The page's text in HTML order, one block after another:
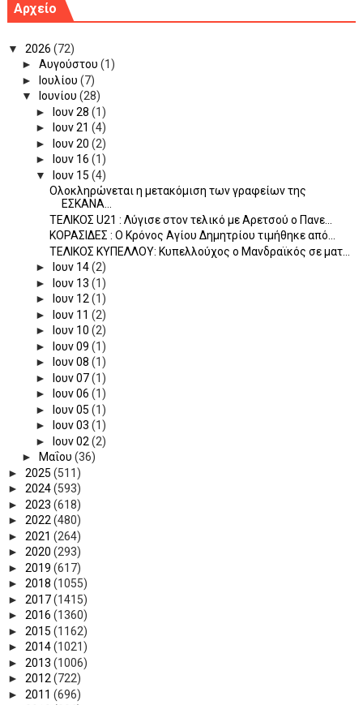
Αρχείο
▼ 2026 (72)
► Αυγούστου (1)
►
Ιουλίου (7)
▼
Ιουνίου (28)
►
Ιουν 28 (1)
►
Ιουν 21 (4)
►
Ιουν 20 (2)
►
Ιουν 16 (1)
▼
Ιουν 15 (4)
Ολοκληρώνεται η μετακόμιση των γραφείων της
ΕΣΚΑΝΑ...
ΤΕΛΙΚΟΣ U21 : Λύγισε στον τελικό με Αρετσού ο Πανε...
ΚΟΡΑΣΙΔΕΣ : Ο Κρόνος Αγίου Δημητρίου τιμήθηκε από...
TEΛΙΚΟΣ ΚΥΠΕΛΛΟΥ: Κυπελλούχος ο Μανδραϊκός σε ματ...
►
Ιουν 14(2)
►
Ιουν 13 (1)
►
Ιουν 12(1)
►
Ιουν 11 (2)
►
Ιουν 10 (2)
►
Ιουν 09 (1)
►
Ιουν 08 (1)
►
Ιουν 07(1)
►
Ιουν 06 (1)
►
Ιουν 05 (1)
►
Ιουν 03 (1)
►
Ιουν 02 (2)
►
Μαΐου (36)
► 2025 (511)
► 2024(593)
► 2023 (618)
► 2022(480)
► 2021 (264)
► 2020 (293)
► 2019 (617)
► 2018 (1055)
► 2017(1415)
► 2016 (1360)
► 2015 (1162)
► 2014(1021)
► 2013 (1006)
► 2012(722)
► 2011 (696)